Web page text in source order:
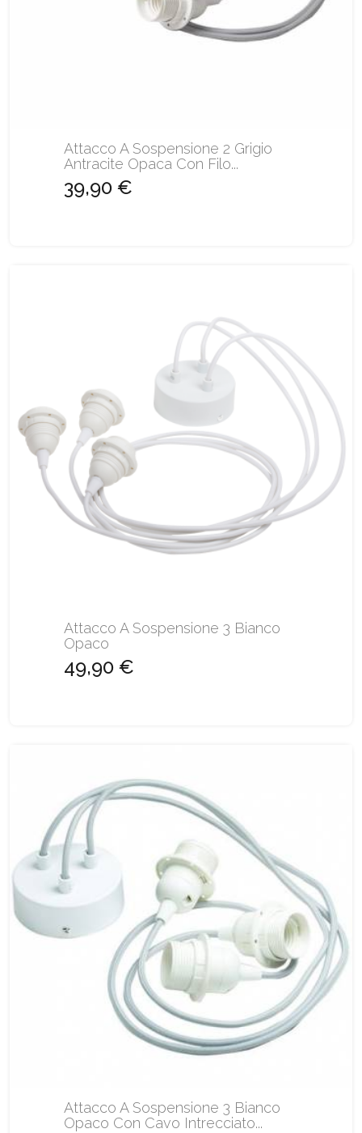
Attacco A Sospensione 2 Grigio
Antracite Opaca Con Filo...
39,90 €
Attacco A Sospensione 3 Bianco
Opaco
49,90 €
Attacco A Sospensione 3 Bianco
Opaco Con Cavo Intrecciato...